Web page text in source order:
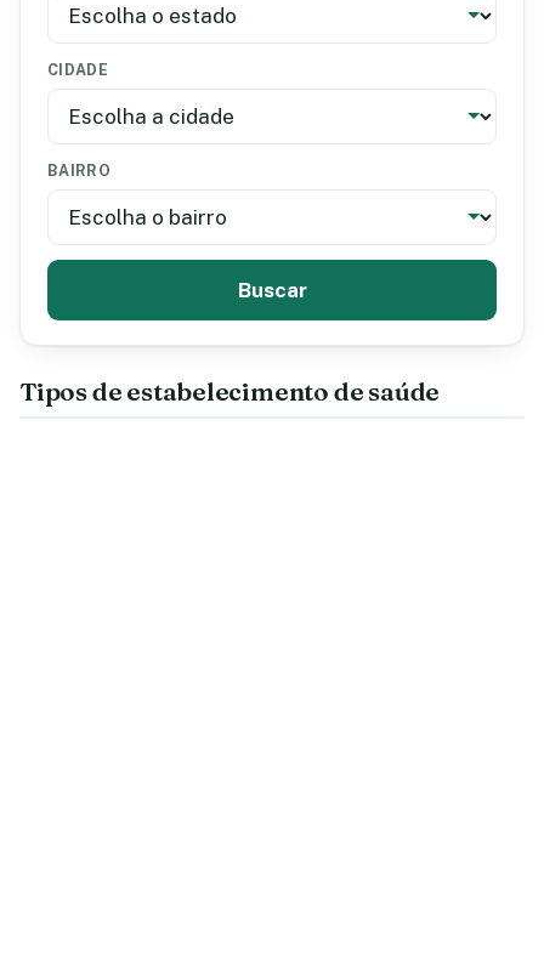
CIDADE
BAIRRO
Buscar
Tipos de estabelecimento de saúde